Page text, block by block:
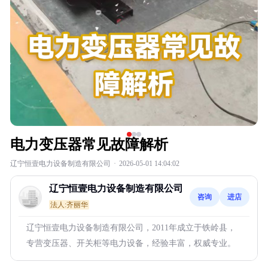
电力变压器常见故障解析
辽宁恒壹电力设备制造有限公司 · 2026-05-01 14:04:02
辽宁恒壹电力设备制造有限公司
法人:齐丽华
咨询 进店
辽宁恒壹电力设备制造有限公司，2011年成立于铁岭县，
专营变压器、开关柜等电力设备，经验丰富，权威专业。